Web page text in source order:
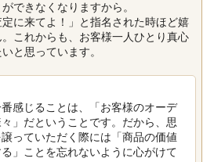
できなくなりますから。
に来てよ！」と指名された時ほど嬉
これからも、お客様一人ひとり真心
と思っています。
感じることは、「お客様のオーデ
」だということです。だから、思
っていただく際には「商品の価値
」ことを忘れないように心がけて